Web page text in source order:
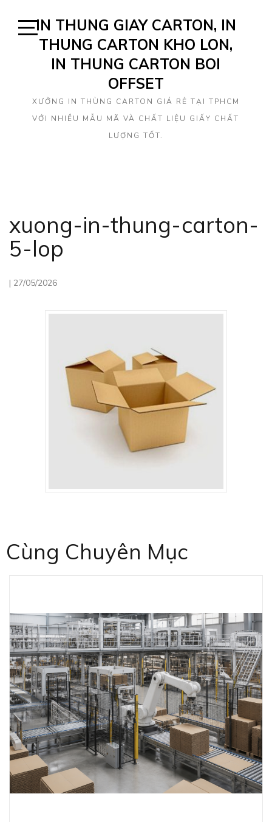
Open
Sidebar
IN THUNG GIAY CARTON, IN
THUNG CARTON KHO LON,
IN THUNG CARTON BOI
OFFSET
XƯỞNG IN THÙNG CARTON GIÁ RẺ TẠI TPHCM
VỚI NHIỀU MẪU MÃ VÀ CHẤT LIỆU GIẤY CHẤT
LƯỢNG TỐT.
xuong-in-thung-carton-
5-lop
| 27/05/2026
Cùng Chuyên Mục